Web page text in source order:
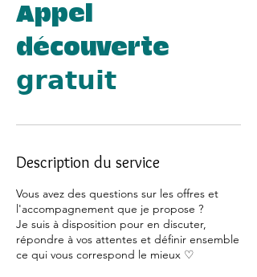
Appel
découverte
𝗴𝗿𝗮𝘁𝘂𝗶𝘁
Description du service
Vous avez des questions sur les offres et
l'accompagnement que je propose ?
Je suis à disposition pour en discuter,
répondre à vos attentes et définir ensemble
ce qui vous correspond le mieux ♡